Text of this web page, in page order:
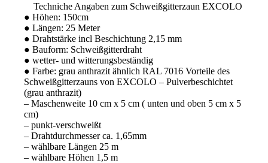
Techniche Angaben zum Schweißgitterzaun EXCOLO
●Höhen: 150cm
●Längen: 25 Meter
● Drahtstärke incl Beschichtung 2,15 mm
● Bauform: Schweißgitterdraht
●wetter- und witterungsbeständig
●Farbe: grau anthrazit ähnlich RAL 7016 Vorteile des
Schweißgitterzauns von EXCOLO – Pulverbeschichtet
(grau anthrazit)
– Maschenweite 10 cm x 5 cm ( unten und oben 5 cm x 5
cm)
– punkt-verschweißt
– Drahtdurchmesser ca. 1,65mm
– wählbare Längen 25 m
– wählbare Höhen 1,5 m